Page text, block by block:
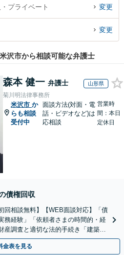
トラブル解決の実績豊富な近くの弁護士を
・プライベートの債権回収を法律相談でき
い』などでお困りの相談者さんにおすすめ
プライベート 変更
変更
沢市から相談可能な弁護士
森本 健一 弁護士 山形県
菊川明法律事務所
米沢市 か
らも相談
受付中
面談方法(対面・電
話・ビデオなど)は
応相談
営業時
間：本日
定休日
債権回収
回相談無料】【WEB面談対応】「債
務経験」「依頼者さまの時間的・経
産調査と適切な法的手続き「建築会
【休日・夜間相談可】
金表を見る